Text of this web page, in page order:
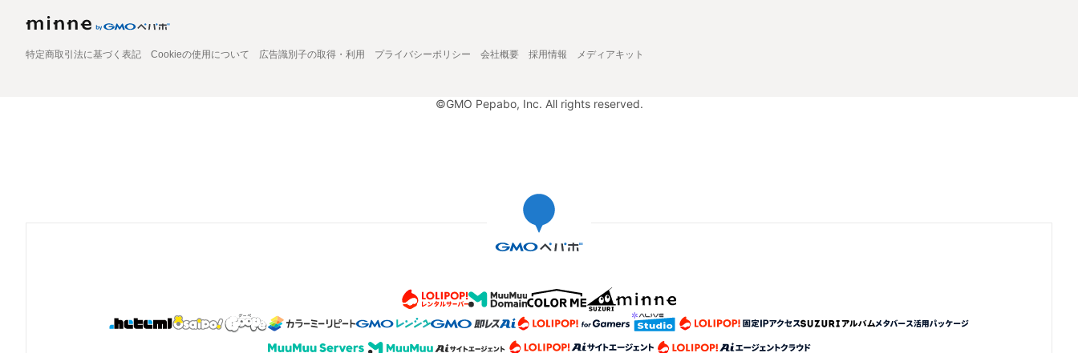
特定商取引法に基づく表記 Cookieの使用について 広告識別子の取得・利用 プライバシーポリシー 会社概要 採用情報 メディアキット
©GMO Pepabo, Inc. All rights reserved.